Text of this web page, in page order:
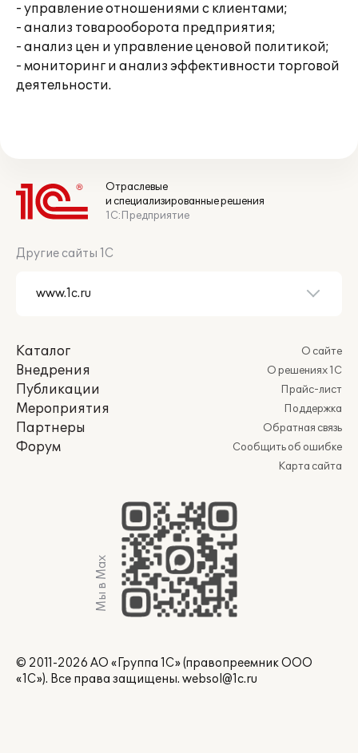
- управление отношениями с клиентами;
- анализ товарооборота предприятия;
- анализ цен и управление ценовой политикой;
- мониторинг и анализ эффективности торговой
деятельности.
Отраслевые
и специализированные решения
1С:Предприятие
Другие сайты 1С
Каталог
Внедрения
Публикации
Мероприятия
Партнеры
Форум
О сайте
О решениях 1С
Прайс-лист
Поддержка
Обратная связь
Сообщить об ошибке
Карта сайта
Мы в Max
© 2011-2026 АО «Группа 1С» (правопреемник ООО
«1С»). Все права защищены. websol@1c.ru